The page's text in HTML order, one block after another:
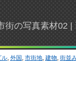
街の写真素材02
ル, 外国 , 市街地, 建物, 街並